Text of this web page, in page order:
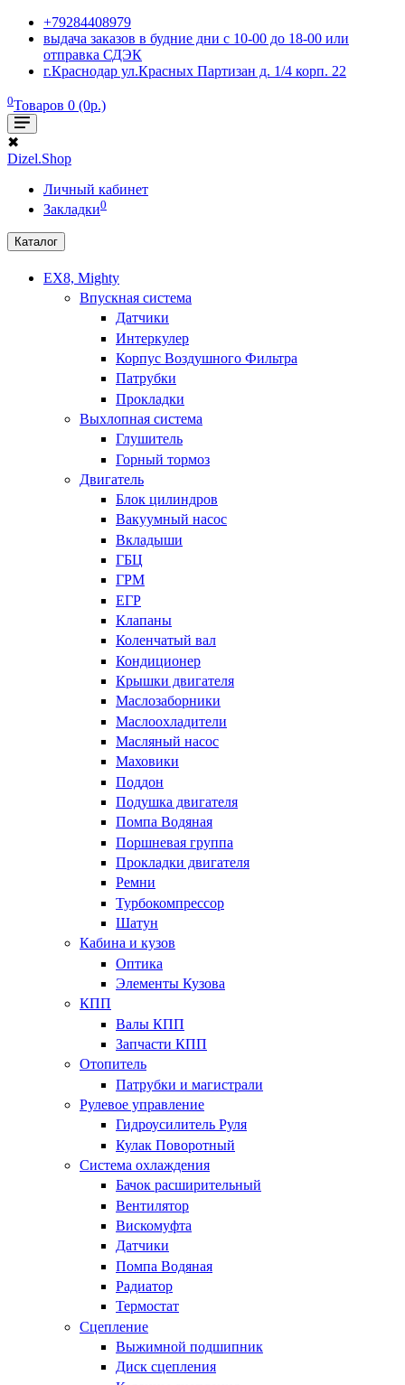
+79284408979
выдача заказов в будние дни с 10-00 до 18-00 или
отправка СДЭК
г.Краснодар ул.Красных Партизан д. 1/4 корп. 22
0Товаров 0 (0р.)
✖
Dizel.Shop
Личный кабинет
Закладки0
Каталог
EX8, Mighty
Впускная система
Датчики
Интеркулер
Корпус Воздушного Фильтра
Патрубки
Прокладки
Выхлопная система
Глушитель
Горный тормоз
Двигатель
Блок цилиндров
Вакуумный насос
Вкладыши
ГБЦ
ГРМ
ЕГР
Клапаны
Коленчатый вал
Кондиционер
Крышки двигателя
Маслозаборники
Маслоохладители
Масляный насос
Маховики
Поддон
Подушка двигателя
Помпа Водяная
Поршневая группа
Прокладки двигателя
Ремни
Турбокомпрессор
Шатун
Кабина и кузов
Оптика
Элементы Кузова
КПП
Валы КПП
Запчасти КПП
Отопитель
Патрубки и магистрали
Рулевое управление
Гидроусилитель Руля
Кулак Поворотный
Система охлаждения
Бачок расширительный
Вентилятор
Вискомуфта
Датчики
Помпа Водяная
Радиатор
Термостат
Сцепление
Выжимной подшипник
Диск сцепления